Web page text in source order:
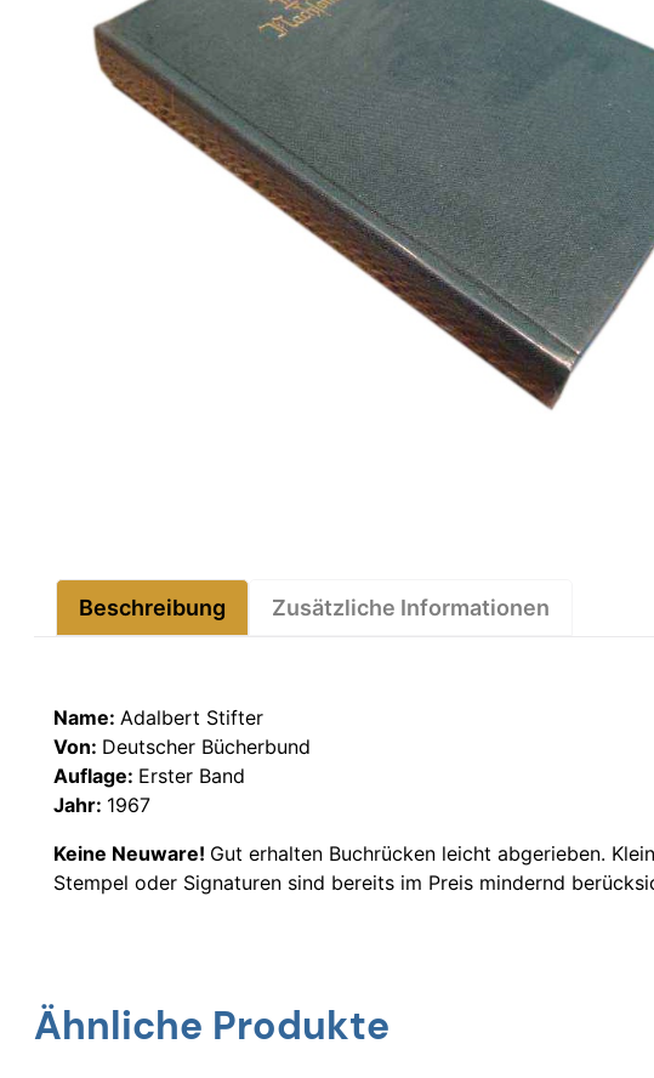
Beschreibung Zusätzliche Informationen
Name: Adalbert Stifter
Von: Deutscher Bücherbund
Auflage: Erster Band
Jahr: 1967
Keine Neuware! Gut erhalten Buchrücken leicht abgerieben.
Stempel oder Signaturen sind bereits im Preis mindernd
Ähnliche Produkte